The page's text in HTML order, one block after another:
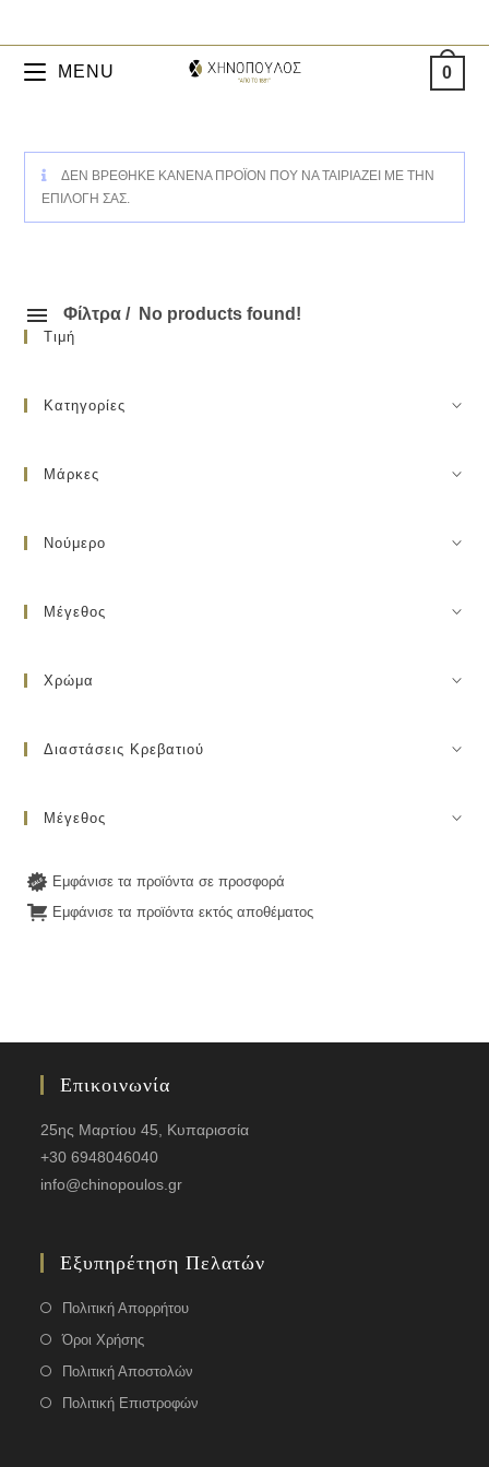
MENU 0
ΔΕΝ ΒΡΈΘΗΚΕ ΚΑΝΈΝΑ ΠΡΟΪΌΝ ΠΟΥ ΝΑ ΤΑΙΡΙΆΖΕΙ ΜΕ ΤΗΝ
ΕΠΙΛΟΓΉ ΣΑΣ.
Φίλτρα No products found!
Τιμή
Κατηγορίες
Μάρκες
Νούμερο
Μέγεθος
Χρώμα
Διαστάσεις Κρεβατιού
Μέγεθος
Εμφάνισε τα προϊόντα σε προσφορά
Εμφάνισε τα προϊόντα εκτός αποθέματος
Επικοινωνία
25ης Μαρτίου 45, Κυπαρισσία
+30 6948046040
info@chinopoulos.gr
Εξυπηρέτηση Πελατών
Πολιτική Απορρήτου
Όροι Χρήσης
Πολιτική Αποστολών
Πολιτική Επιστροφών